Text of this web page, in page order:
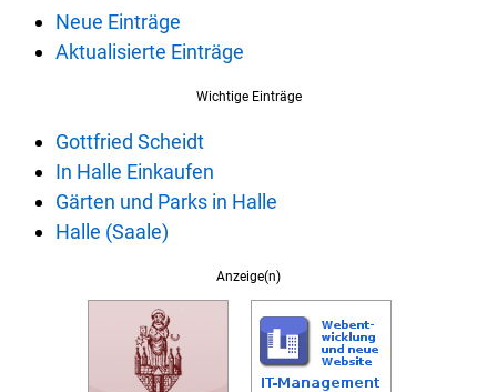
Neue Einträge
Aktualisierte Einträge
Wichtige Einträge
Gottfried Scheidt
In Halle Einkaufen
Gärten und Parks in Halle
Halle (Saale)
Anzeige(n)